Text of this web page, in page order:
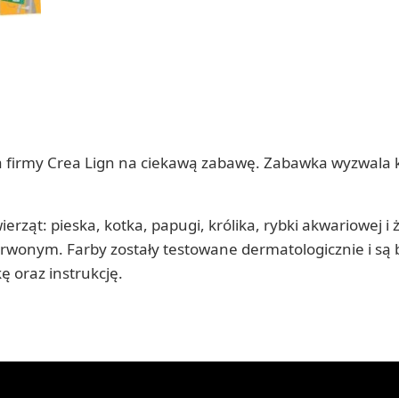
Crea Lign na ciekawą zabawę. Zabawka
pieska, kotka, papugi, królika, rybki akwariowej i
Farby zostały testowane dermatologicznie i
oraz instrukcję.